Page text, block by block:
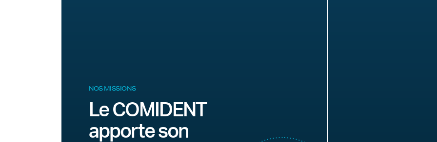
NOS MISSIONS
Le COMIDENT
apporte son